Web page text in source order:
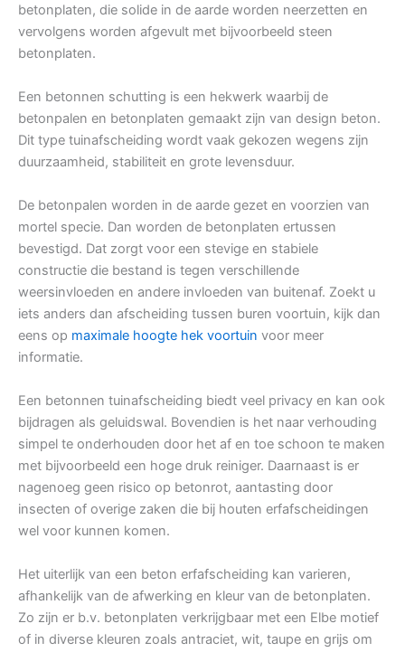
betonplaten, die solide in de aarde worden neerzetten en
vervolgens worden afgevult met bijvoorbeeld steen
betonplaten.
Een betonnen schutting is een hekwerk waarbij de
betonpalen en betonplaten gemaakt zijn van design beton.
Dit type tuinafscheiding wordt vaak gekozen wegens zijn
duurzaamheid, stabiliteit en grote levensduur.
De betonpalen worden in de aarde gezet en voorzien van
mortel specie. Dan worden de betonplaten ertussen
bevestigd. Dat zorgt voor een stevige en stabiele
constructie die bestand is tegen verschillende
weersinvloeden en andere invloeden van buitenaf. Zoekt u
iets anders dan afscheiding tussen buren voortuin, kijk dan
eens op maximale hoogte hek voortuin voor meer
informatie.
Een betonnen tuinafscheiding biedt veel privacy en kan ook
bijdragen als geluidswal. Bovendien is het naar verhouding
simpel te onderhouden door het af en toe schoon te maken
met bijvoorbeeld een hoge druk reiniger. Daarnaast is er
nagenoeg geen risico op betonrot, aantasting door
insecten of overige zaken die bij houten erfafscheidingen
wel voor kunnen komen.
Het uiterlijk van een beton erfafscheiding kan varieren,
afhankelijk van de afwerking en kleur van de betonplaten.
Zo zijn er b.v. betonplaten verkrijgbaar met een Elbe motief
of in diverse kleuren zoals antraciet, wit, taupe en grijs om